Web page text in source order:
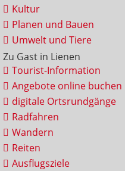
Kultur
Planen und Bauen
Umwelt und Tiere
Zu Gast in Lienen
Tourist-Information
Angebote online buchen
digitale Ortsrundgänge
Radfahren
Wandern
Reiten
Ausflugsziele